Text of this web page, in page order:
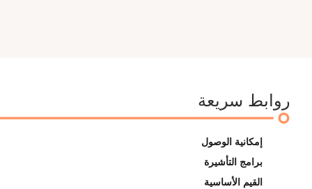
روابط سريعة
إمكانية الوصول
برامج التأشيرة
القيم الأساسية